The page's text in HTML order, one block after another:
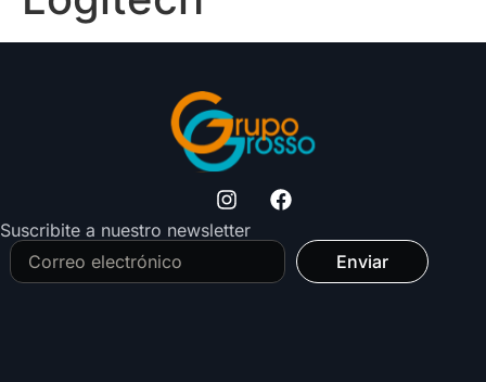
Suscribite a nuestro newsletter
Enviar